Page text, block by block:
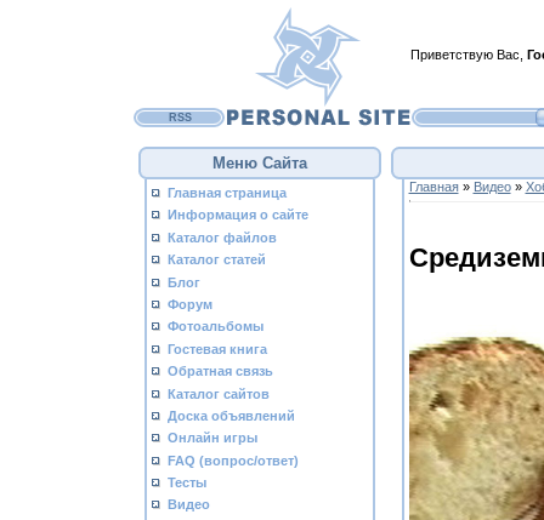
Приветствую Вас
RSS
Меню Сайта
Главная страница
Информация о сайте
Каталог файлов
Каталог статей
Блог
Форум
Фотоальбомы
Гостевая книга
Обратная связь
Каталог сайтов
Доска объявлений
Онлайн игры
FAQ (вопрос/ответ)
Тесты
Видео
Главная» Видео»